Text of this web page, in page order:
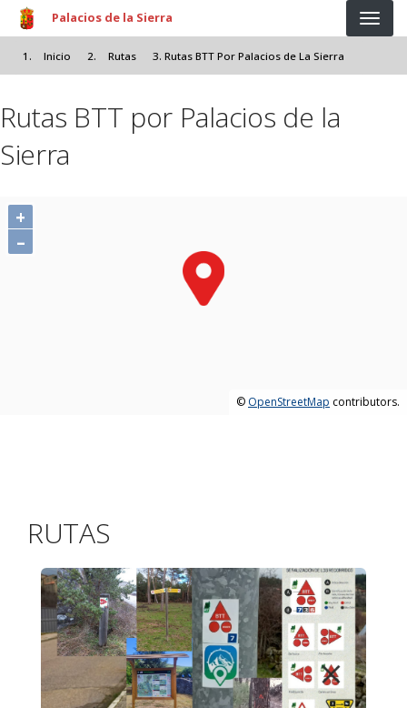
Pasar al contenido principal
Palacios de la Sierra
Inicio Rutas Rutas BTT Por Palacios de La Sierra
Rutas BTT por Palacios de la
Sierra
+
–
© OpenStreetMap contributors.
RUTAS